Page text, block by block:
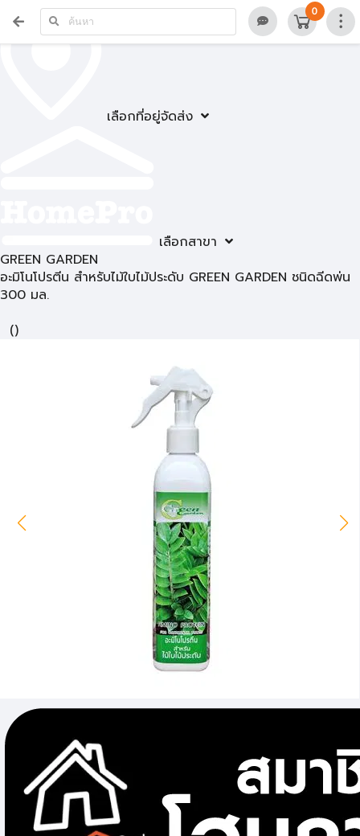
เลือกที่อยู่จัดส่ง
เลือกสาขา
0
GREEN GARDEN
อะมิโนโปรตีน สำหรับไม้ใบไม้ประดับ GREEN GARDEN ชนิดฉีดพ่น
300 มล.
()